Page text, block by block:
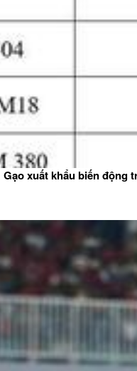
xuất khẩu biến động